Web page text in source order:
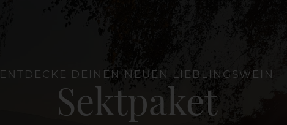
ENTDECKE DEINEN NEUEN LIEBLINGSWEIN
Sektpaket